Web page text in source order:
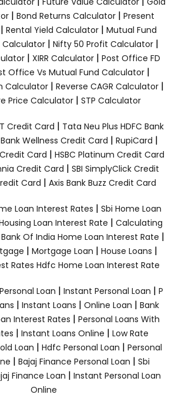
| Bond Returns Calculator | Present
| Rental Yield Calculator | Mutual Fund
Calculator| Nifty 50 Profit Calculator|
| XIRR Calculator| Post Office FD
Office Vs Mutual Fund Calculator|
Calculator | Reverse CAGR Calculator |
Price Calculator | STP Calculator
Credit Card | Tata Neu Plus HDFC Bank
Bank Wellness Credit Card | RupiCard |
Card | HSBC Platinum Credit Card
Credit Card | SBI SimplyClick Credit
Card | Axis Bank Buzz Credit Card
Loan Interest Rates | Sbi Home Loan
Loan Interest Rate | Calculating
Of India Home Loan Interest Rate |
| Mortgage Loan | House Loans |
Rates Hdfc Home Loan Interest Rate
Personal Loan | Instant Personal Loan | P
| Instant Loans | Online Loan | Bank
Interest Rates | Personal Loans With
| Instant Loans Online | Low Rate
Loan | Hdfc Personal Loan | Personal
| Bajaj Finance Personal Loan | Sbi
Finance Loan | Instant Personal Loan
Online